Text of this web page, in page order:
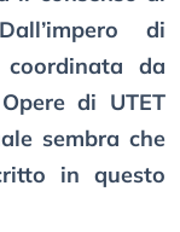
di
da
di UTET
sembra che
in questo